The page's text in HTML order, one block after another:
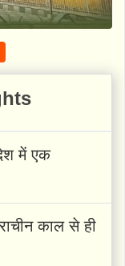
में एक
काल से ही